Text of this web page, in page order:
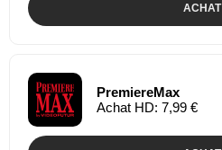
ACHAT
PremiereMax
Achat HD: 7,99 €